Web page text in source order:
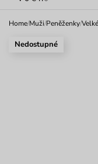
Home/Muži/Peněženky/Velké
Nedostupné